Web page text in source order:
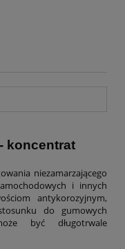
koncentrat
niezamarzającego
i innych
antykorozyjnym,
do gumowych
być długotrwale